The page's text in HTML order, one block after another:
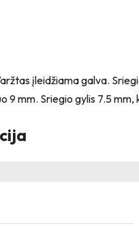
įleidžiama galva.
9 mm. Sriegio gylis 7.5